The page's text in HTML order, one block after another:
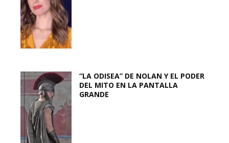
“LA ODISEA” DE NOLAN Y EL PODER
DEL MITO EN LA PANTALLA
GRANDE